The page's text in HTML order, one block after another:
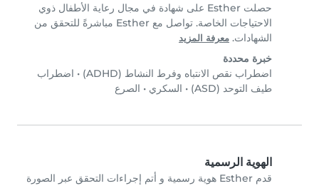
حصلت Esther على شهادة في مجال رعاية الأطفال ذوي
الاحتياجات الخاصة. تواصل مع Esther مباشرةً للتحقق من
الشهادات. معرفة المزيد
خبرة محددة
اضطراب نقص الانتباه وفرط النشاط (ADHD)
• اضطراب
طيف التوحد (ASD)
• السكري • الصرع
الهوية الرسمية
قدم Esther هوية رسمية و أتم إجراءات التحقق عبر الصورة